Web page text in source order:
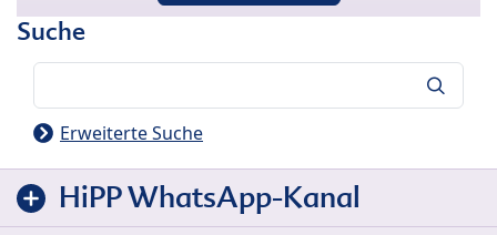
Suche
Erweiterte Suche
HiPP WhatsApp-Kanal